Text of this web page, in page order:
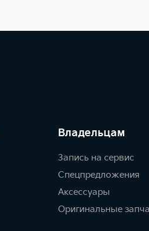
Владельцам
Запись на сервис
Спецпредложения
Аксессуары
Оригинальные